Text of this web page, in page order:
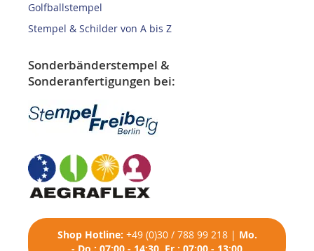
Golfballstempel
Stempel & Schilder von A bis Z
Sonderbänderstempel &
Sonderanfertigungen bei:
Shop Hotline: +49 (0)30 / 788 99 218| Mo.